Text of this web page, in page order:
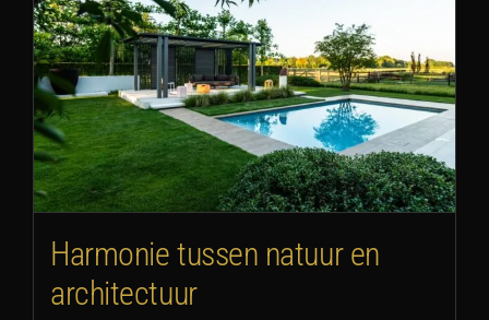
Harmonie tussen natuur en
architectuur